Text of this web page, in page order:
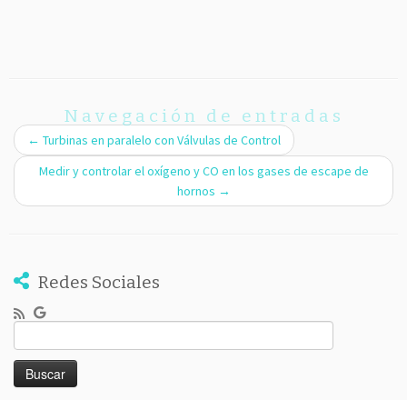
Navegación de entradas
← Turbinas en paralelo con Válvulas de Control
Medir y controlar el oxígeno y CO en los gases de escape de
hornos →
Redes Sociales